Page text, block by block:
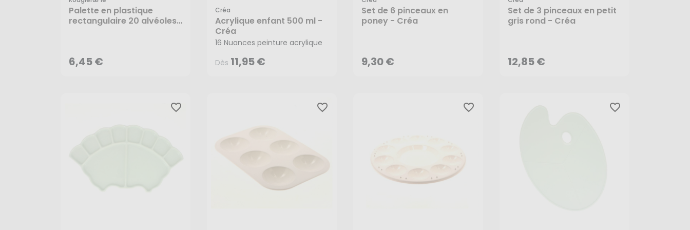
Palette en plastique
rectangulaire 20 alvéoles
6,45 €AJOUTER AU PANIER
Créa
Acrylique enfant 500 ml -
Créa
16 Nuances peinture acrylique
Dès 11,95 €
Dès11,95 €
Set de 6 pinceaux en
poney - Créa
9,30 €AJOUTER AU PANIER
Set de 3 pinceaux en petit
gris rond - Créa
12,85 €AJOUTER AU PANIER
favorite_border favorite_border favorite_border favorite_border